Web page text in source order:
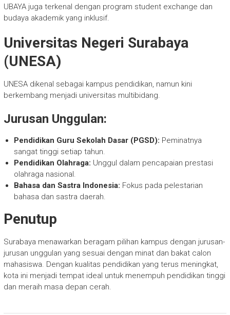
UBAYA juga terkenal dengan program student exchange dan
budaya akademik yang inklusif.
Universitas Negeri Surabaya
(UNESA)
UNESA dikenal sebagai kampus pendidikan, namun kini
berkembang menjadi universitas multibidang.
Jurusan Unggulan:
Pendidikan Guru Sekolah Dasar (PGSD): Peminatnya
sangat tinggi setiap tahun.
Pendidikan Olahraga: Unggul dalam pencapaian prestasi
olahraga nasional.
Bahasa dan Sastra Indonesia: Fokus pada pelestarian
bahasa dan sastra daerah.
Penutup
Surabaya menawarkan beragam pilihan kampus dengan jurusan-
jurusan unggulan yang sesuai dengan minat dan bakat calon
mahasiswa. Dengan kualitas pendidikan yang terus meningkat,
kota ini menjadi tempat ideal untuk menempuh pendidikan tinggi
dan meraih masa depan cerah.